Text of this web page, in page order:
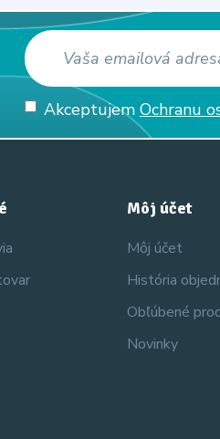
Akceptujem Ochranu
Môj účet
Môj účet
História
Obľúbené
Novinky